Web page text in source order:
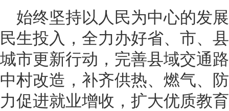
始终坚持以人民为中心的发
民生投入，全力办好省、市、
城市更新行动，完善县域交通
中村改造，补齐供热、燃气、
力促进就业增收，扩大优质教